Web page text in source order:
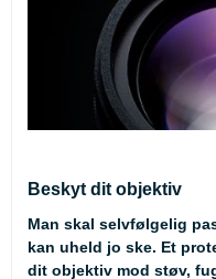
Beskyt dit objektiv
Man skal selvfølgelig
kan uheld jo ske. Et
dit objektiv mod støv,